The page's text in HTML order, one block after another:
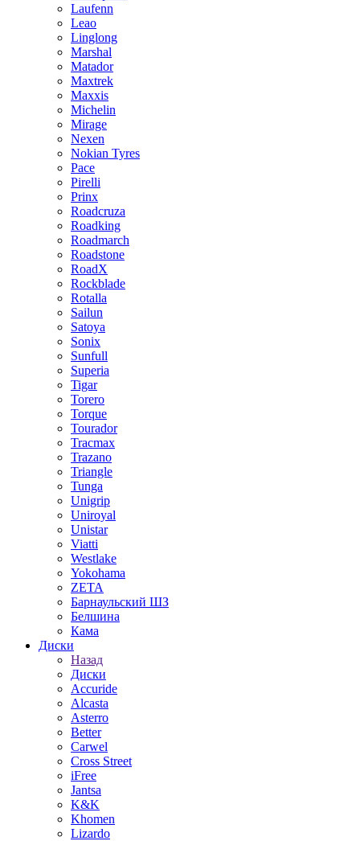
Laufenn
Leao
Linglong
Marshal
Matador
Maxtrek
Maxxis
Michelin
Mirage
Nexen
Nokian Tyres
Pace
Pirelli
Prinx
Roadcruza
Roadking
Roadmarch
Roadstone
RoadX
Rockblade
Rotalla
Sailun
Satoya
Sonix
Sunfull
Superia
Tigar
Torero
Torque
Tourador
Tracmax
Trazano
Triangle
Tunga
Unigrip
Uniroyal
Unistar
Viatti
Westlake
Yokohama
ZETA
Барнаульский ШЗ
Белшина
Кама
Диски
Назад
Диски
Accuride
Alcasta
Asterro
Better
Carwel
Cross Street
iFree
Jantsa
K&K
Khomen
Lizardo